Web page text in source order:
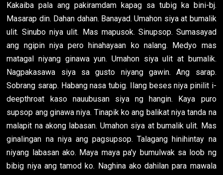
Kakaiba pala ang pakiramdam kapag sa tubig ka bini-bj.
Masarap din. Dahan dahan. Banayad. Umahon siya at bumalik
ulit. Sinubo niya ulit. Mas mapusok. Sinupsop. Sumasayad
ang ngipin niya pero hinahayaan ko nalang. Medyo mas
matagal niyang ginawa yun. Umahon siya ulit at bumalik.
Nagpakasawa siya sa gusto niyang gawin. Ang sarap.
Sobrang sarap. Habang nasa tubig. Ilang beses niya pinilit i-
deepthroat kaso nauubusan siya ng hangin. Kaya puro
supsop ang ginawa niya. Tinapik ko ang balikat niya tanda na
malapit na akong labasan. Umahon siya at bumalik ulit. Mas
ginalingan na niya ang pagsupsop. Talagang hinihintay na
niyang labasan ako. Maya maya pa'y bumulwak sa loob ng
bibig niya ang tamod ko. Naghina ako dahilan para mawala